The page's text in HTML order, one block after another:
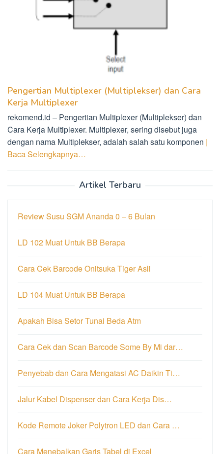
Pengertian Multiplexer (Multiplekser) dan Cara
Kerja Multiplexer
rekomend.id – Pengertian Multiplexer (Multiplekser) dan
Cara Kerja Multiplexer. Multiplexer, sering disebut juga
dengan nama Multiplekser, adalah salah satu komponen |
Baca Selengkapnya…
Artikel Terbaru
Review Susu SGM Ananda 0 – 6 Bulan
LD 102 Muat Untuk BB Berapa
Cara Cek Barcode Onitsuka Tiger Asli
LD 104 Muat Untuk BB Berapa
Apakah Bisa Setor Tunai Beda Atm
Cara Cek dan Scan Barcode Some By Mi dar…
Penyebab dan Cara Mengatasi AC Daikin Ti…
Jalur Kabel Dispenser dan Cara Kerja Dis…
Kode Remote Joker Polytron LED dan Cara …
Cara Menebalkan Garis Tabel di Excel